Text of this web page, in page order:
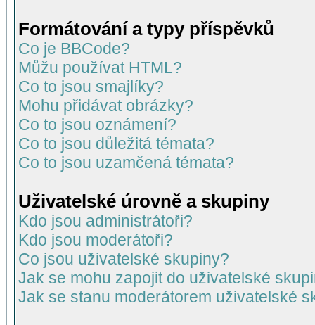
Formátování a typy příspěvků
Co je BBCode?
Můžu používat HTML?
Co to jsou smajlíky?
Mohu přidávat obrázky?
Co to jsou oznámení?
Co to jsou důležitá témata?
Co to jsou uzamčená témata?
Uživatelské úrovně a skupiny
Kdo jsou administrátoři?
Kdo jsou moderátoři?
Co jsou uživatelské skupiny?
Jak se mohu zapojit do uživatelské
Jak se stanu moderátorem uživatelské